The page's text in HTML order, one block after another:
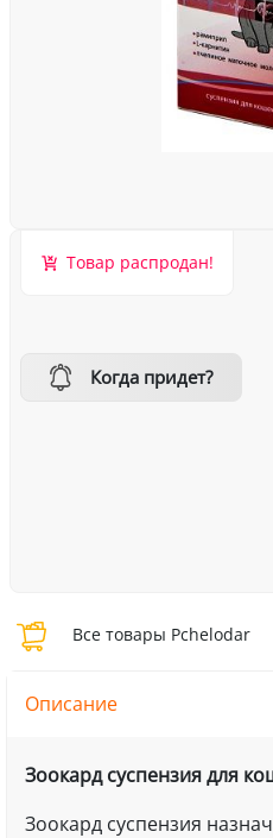
Товар распродан!
Когда придет?
Все товары Pchelodar
Описание
Зоокард суспензия для
Зоокард суспензия